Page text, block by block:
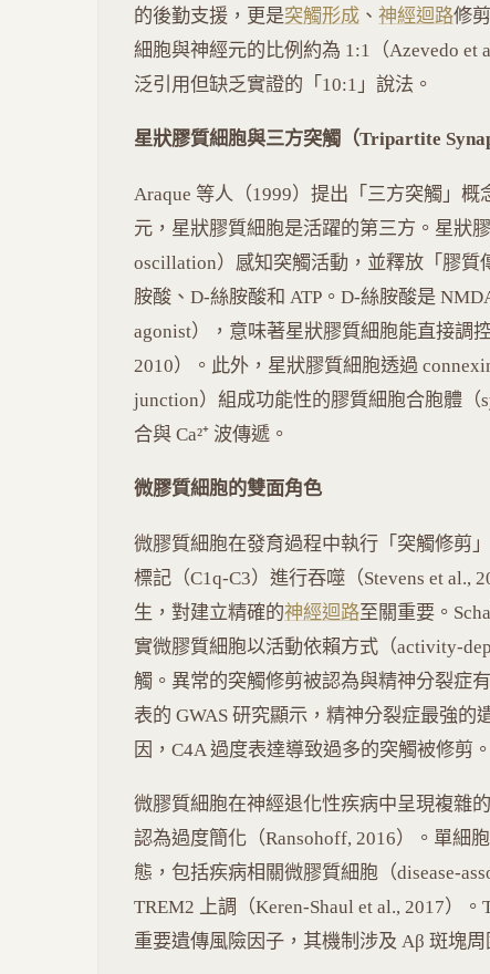
的後勤支援，更是突觸形成 、 神經迴路修
細胞與神經元的比例約為 1:1（Azevedo et
泛引用但缺乏實證的「10:1」說法。
星狀膠質細胞與三方突觸（Tripartite
Araque 等人（1999）提出「三方突觸」
元，星狀膠質細胞是活躍的第三方。星狀
oscillation）感知突觸活動，並釋放「膠
胺酸、D-絲胺酸和 ATP。D-絲胺酸是
agonist），意味著星狀膠質細胞能直接調
2010）。此外，星狀膠質細胞透過
junction）組成功能性的膠質細胞合胞體
合與 Ca²⁺ 波傳遞。
微膠質細胞的雙面角色
微膠質細胞在發育過程中執行「突觸修剪
標記（C1q-C3）進行吞噬（Stevens et al.,
生，對建立精確的神經迴路至關重要。
實微膠質細胞以活動依賴方式（activity-
觸。異常的突觸修剪被認為與精神分裂症
表的 GWAS 研究顯示，精神分裂症最強的
因，C4A 過度表達導致過多的突觸被修剪。
微膠質細胞在神經退化性疾病中呈現複雜
認為過度簡化（Ransohoff, 2016）。單細
態，包括疾病相關微膠質細胞（disease-
TREM2 上調（Keren-Shaul et al., 2017）
重要遺傳風險因子，其機制涉及 Aβ 斑塊